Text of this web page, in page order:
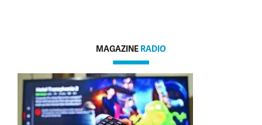
MAGAZINE RADIO